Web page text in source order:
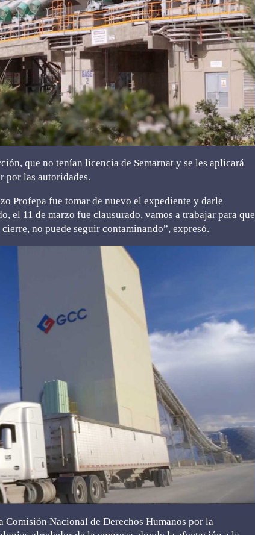
que no tenían licencia de Semarnat y se les aplicará
por las autoridades.
Profepa fue tomar de nuevo el expediente y darle
el 11 de marzo fue clausurado, vamos a trabajar para que
no puede seguir contaminando”, expresó.
Nacional de Derechos Humanos por la